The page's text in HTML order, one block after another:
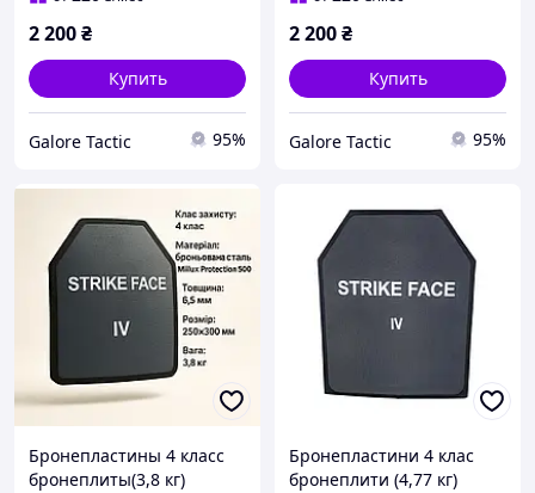
2 200₴
Купить
Galore Tactic 95%
2 200₴
Купить
Galore Tactic 95%
Бронепластины 4 класс
бронеплиты(3,8 кг)
Бронепластини 4 клас
бронеплити (4,77 кг)